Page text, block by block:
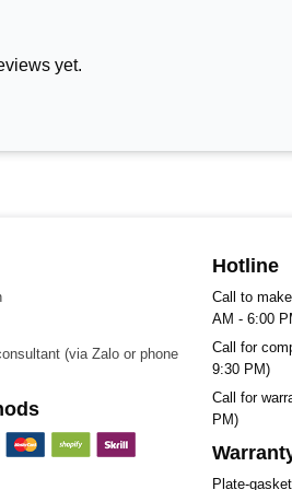
yet.
(via Zalo or phone
Hotline
Call to
AM - 6:00
Call for
9:30 PM)
Call for
PM)
Plate-